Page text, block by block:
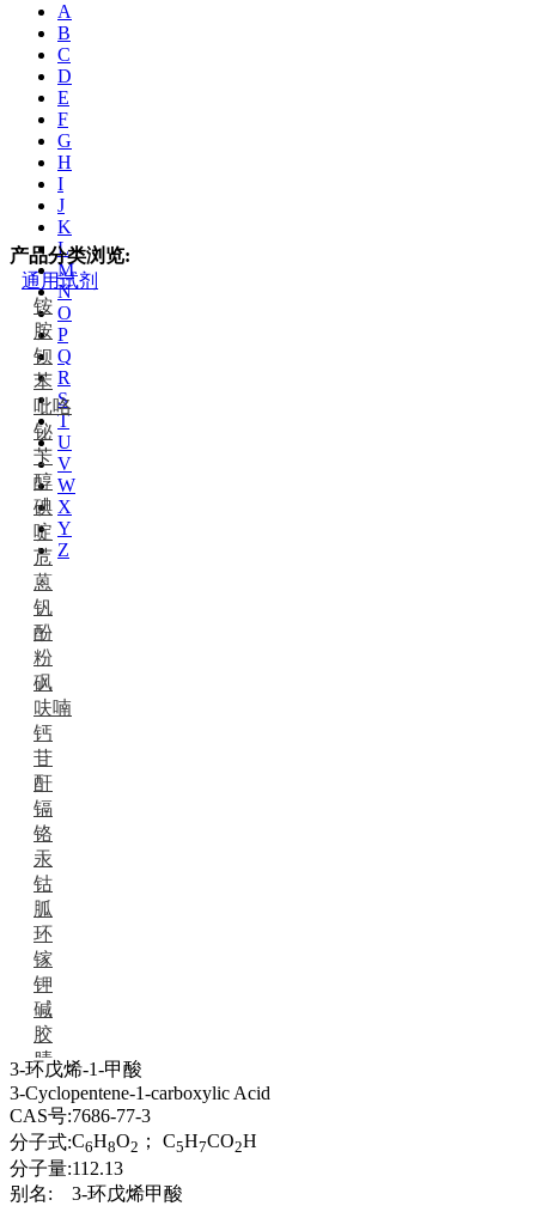
A
B
C
D
E
F
G
H
I
J
K
L
M
N
O
P
Q
R
S
T
U
V
W
X
Y
Z
产品分类浏览:
通用试剂
铵
胺
钡
苯
吡咯
铋
苄
醇
碘
啶
苊
蒽
钒
酚
粉
砜
呋喃
钙
苷
酐
镉
铬
汞
钴
胍
环
镓
钾
碱
胶
腈
精
肼
醌
蜡
锂
3-环戊烯-1-甲酸
3-Cyclopentene-1-carboxylic Acid
CAS号:7686-77-3
分子式:C6H8O2 ； C5H7CO2H
分子量:112.13
别名:
3-环戊烯甲酸